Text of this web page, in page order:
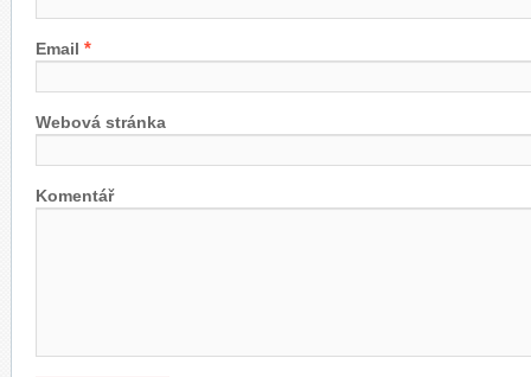
Email *
Webová stránka
Komentář